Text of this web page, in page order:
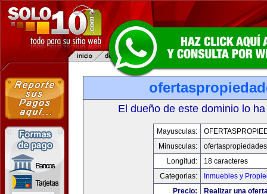
El dueño de este dominio lo
Mayusculas:
Minusculas:
Longitud:
18 caracteres
Categorias:
Inmuebles y
Precio:
Realizar una